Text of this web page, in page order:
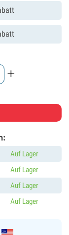
+
Auf Lager
Auf Lager
Auf Lager
Auf Lager